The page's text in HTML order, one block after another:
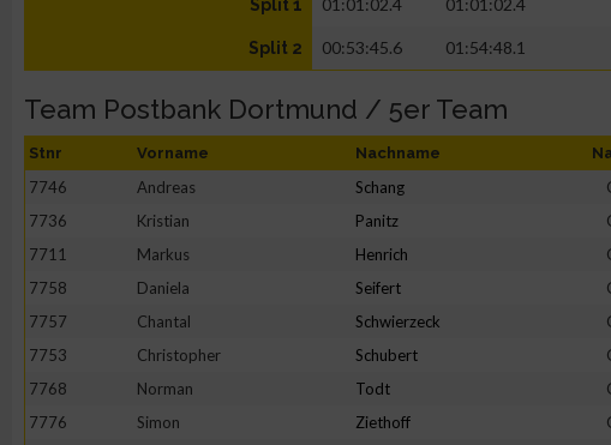
Split 1 01:01:02.4 01:01:02.4
Split 2 00:53:45.6 01:54:48.1
Team Postbank Dortmund / 5er Team
Stnr Vorname Nachname
7746 Andreas Schang
7736
Kristian Panitz
7711
Markus Henrich
7758
Daniela Seifert
7757
Chantal Schwierzeck
7753
Christopher Schubert
7768
Norman Todt
7776
Simon Ziethoff